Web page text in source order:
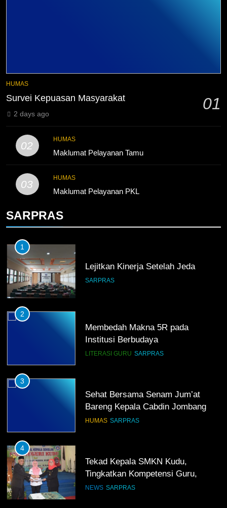
Nissan Surabaya
5
TKRO Berani Adu Nyali di Auto
HUMAS
Survei Kepuasan Masyarakat 01
2 days ago
02
HUMAS
Maklumat Pelayanan Tamu
03
HUMAS
Maklumat Pelayanan PKL
SARPRAS
1
Lejitkan Kinerja Setelah Jeda
SARPRAS
2
Membedah Makna 5R pada
Institusi Berbudaya
LITERASI GURU SARPRAS
3
Sehat Bersama Senam Jum’at
Bareng Kepala Cabdin Jombang
HUMAS SARPRAS
4
Tekad Kepala SMKN Kudu,
Tingkatkan Kompetensi Guru,
Bangun Infrastruktur IT
NEWS SARPRAS